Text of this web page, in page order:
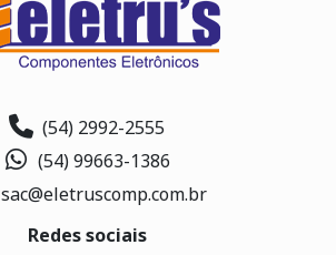
(54) 2992-2555
(54) 99663-1386
sac@eletruscomp.com.br
Redes sociais